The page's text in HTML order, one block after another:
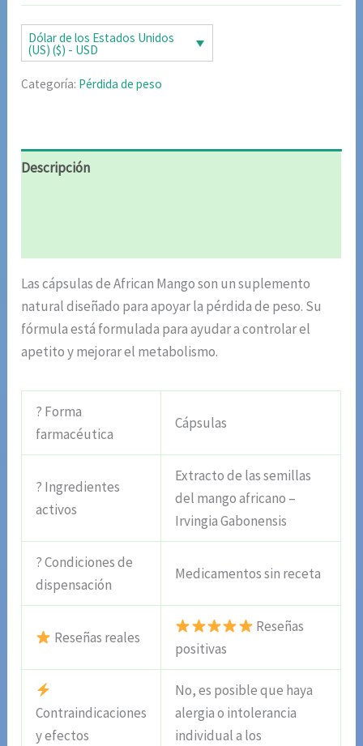
Dólar de los Estados Unidos
(US) ($) - USD
Categoría: Pérdida de peso
Descripción
Las cápsulas de African Mango son un suplemento
natural diseñado para apoyar la pérdida de peso. Su
fórmula está formulada para ayudar a controlar el
apetito y mejorar el metabolismo.
? Forma
farmacéutica
Cápsulas
? Ingredientes
activos
Extracto de las semillas
del mango africano –
Irvingia Gabonensis
? Condiciones de
dispensación
Medicamentos sin receta
Reseñas reales
Reseñas
positivas
Contraindicaciones
y efectos
No, es posible que haya
alergia o intolerancia
individual a los